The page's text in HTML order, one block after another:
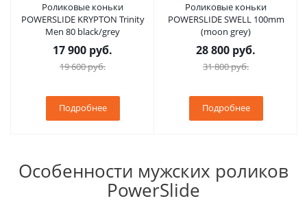
Роликовые коньки
POWERSLIDE KRYPTON Trinity
Men 80 black/grey
17 900 руб.
19 600 руб.
Подробнее
Роликовые коньки
POWERSLIDE SWELL 100mm
(moon grey)
28 800 руб.
31 800 руб.
Подробнее
Особенности мужских роликов
PowerSlide